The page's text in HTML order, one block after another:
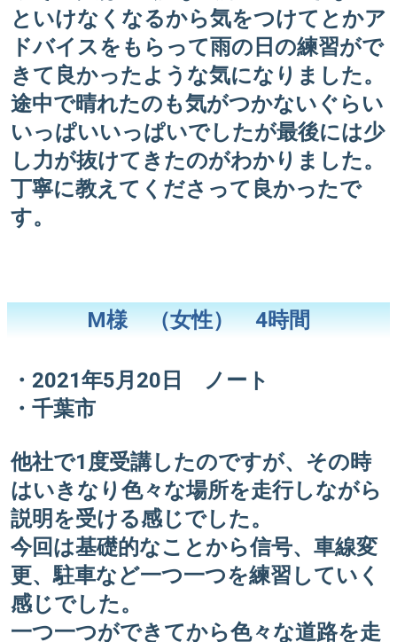
といけなくなるから気をつけてとかア
ドバイスをもらって雨の日の練習がで
きて良かったような気になりました。
途中で晴れたのも気がつかないぐらい
いっぱいいっぱいでしたが最後には少
し力が抜けてきたのがわかりました。
丁寧に教えてくださって良かったで
す。
M様 （女性） 4時間
・2021年5月20日 ノート
・千葉市
他社で1度受講したのですが、その時
はいきなり色々な場所を走行しながら
説明を受ける感じでした。
今回は基礎的なことから信号、車線変
更、駐車など一つ一つを練習していく
感じでした。
一つ一つができてから色々な道路を走